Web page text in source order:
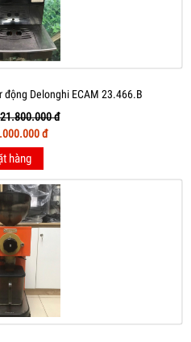
Delonghi ECAM 23.466.B
21.800.000 đ
đ
hàng